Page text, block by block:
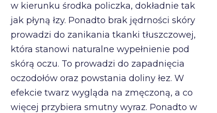
w kierunku środka policzka, dokładnie tak
jak płyną łzy. Ponadto brak jędrności skóry
prowadzi do zanikania tkanki tłuszczowej,
która stanowi naturalne wypełnienie pod
skórą oczu. To prowadzi do zapadnięcia
oczodołów oraz powstania doliny łez. W
efekcie twarz wygląda na zmęczoną, a co
więcej przybiera smutny wyraz. Ponadto w